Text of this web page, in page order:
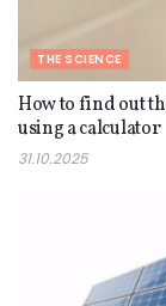
THE SCIENCE
How to find out
using a calculator
31.10.2025